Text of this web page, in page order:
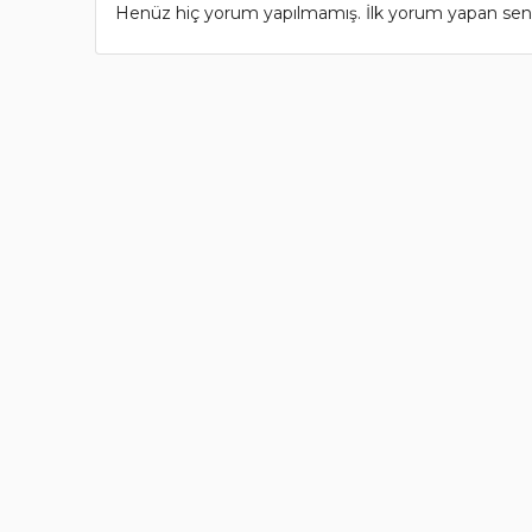
Henüz hiç yorum yapılmamış. İlk yorum yapan